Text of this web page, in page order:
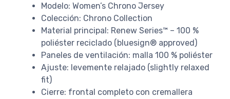
Modelo: Women’s Chrono Jersey
Colección: Chrono Collection
Material principal: Renew Series™ – 100 %
poliéster reciclado (bluesign® approved)
Paneles de ventilación: malla 100 % poliéster
Ajuste: levemente relajado (slightly relaxed
fit)
Cierre: frontal completo con cremallera